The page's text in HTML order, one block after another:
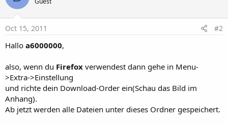
Oct 15, 2011 #2
Hallo a6000000,
also, wenn du Firefox verwendest dann gehe in Menu-
>Extra->Einstellung
und richte dein Download-Order ein(Schau das Bild im
Anhang).
Ab jetzt werden alle Dateien unter dieses Ordner gespeichert.